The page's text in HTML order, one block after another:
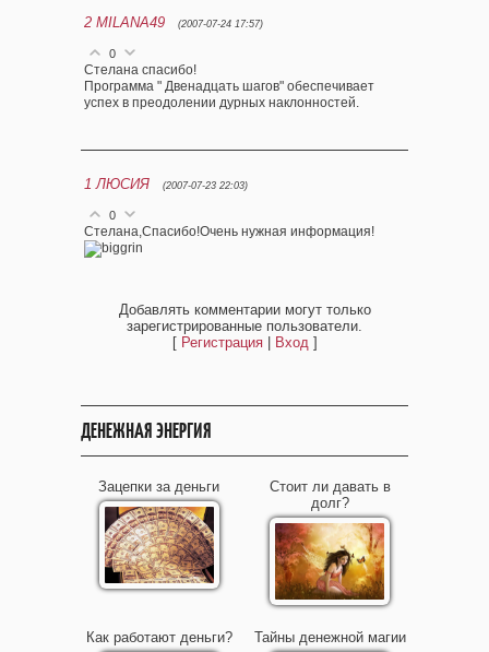
2 MILANA49 (2007-07-24 17:57)
0
Стелана спасибо!
Программа " Двенадцать шагов" обеспечивает
успех в преодолении дурных наклонностей.
1 ЛЮСИЯ (2007-07-23 22:03)
0
Стелана,Спасибо!Очень нужная информация!
Добавлять комментарии могут только
зарегистрированные пользователи.
[ Регистрация| Вход]
ДЕНЕЖНАЯ ЭНЕРГИЯ
Зацепки за деньги
Стоит ли давать в
долг?
Как работают деньги? Тайны денежной магии